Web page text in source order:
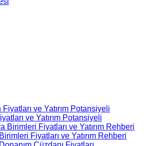
ve Yatırım Potansiyeli
Fiyatları ve Yatırım Rehberi